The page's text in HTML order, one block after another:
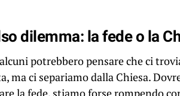
dilemma: la fede o la
potrebbero pensare che ci
ma ci separiamo dalla Chiesa.